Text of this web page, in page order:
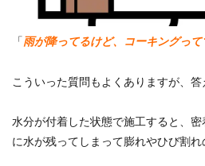
「雨が降ってるけど、コーキングっ
こういった質問もよくありますが、答
水分が付着した状態で施工すると、
に水が残ってしまって膨れやひび割れ